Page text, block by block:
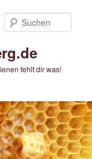
fehlt dir was!